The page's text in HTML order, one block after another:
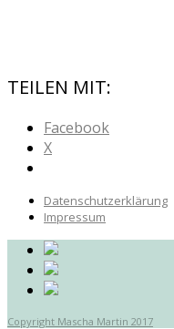
TEILEN MIT:
Facebook
X
Datenschutzerklärung
Impressum
Copyright Mascha Martin 2017